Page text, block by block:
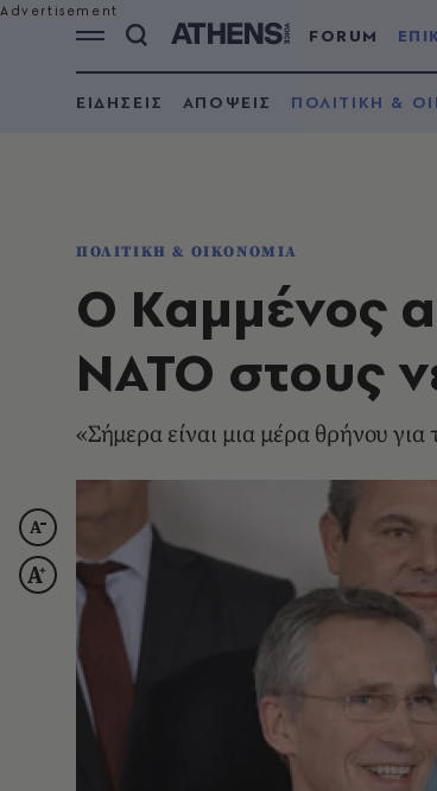
FORUM
ΕΙΔΗΣΕΙΣ ΑΠΟΨΕΙΣ ΠΟΛΙΤΙΚΗ &
ΠΟΛΙΤΙΚΗ & ΟΙΚΟΝΟΜΙΑ
Ο Καμμένος
ΝΑΤΟ στους
«Σήμερα είναι μια μέρα θρήνου για